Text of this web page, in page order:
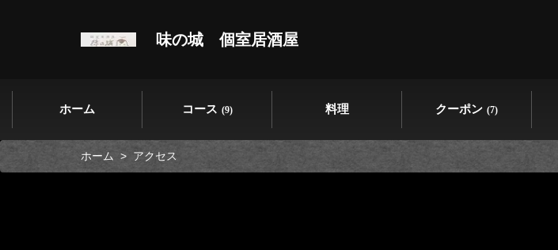
味の城 個室居酒屋
ホーム コース (9) 料理 クーポン (7)
ホーム アクセス